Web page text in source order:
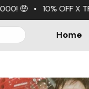
Home